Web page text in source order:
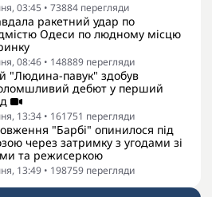
03:45 • 73884 перегляди
ракетний удар по
Одеси по людному місцю
08:46 • 148889 перегляди
"Людина-павук" здобув
дебют у перший
13:34 • 161751 перегляди
"Барбі" опинилося під
через затримку з угодами зі
та режисеркою
13:49 • 198759 перегляди